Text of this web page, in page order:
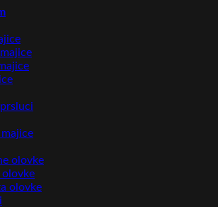
olovke
olovke
olovke